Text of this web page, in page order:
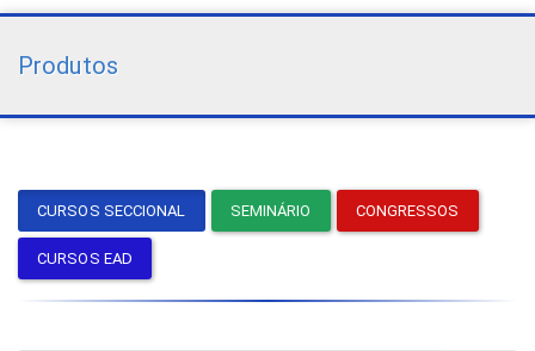
Produtos
CURSOS SECCIONAL SEMINÁRIO CONGRESSOS
CURSOS EAD